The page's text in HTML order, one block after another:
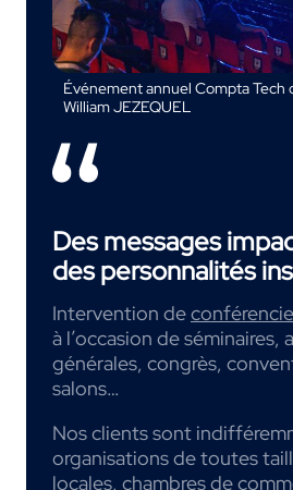
Événement annuel Compta Tech
William JEZEQUEL
Des messages
des personnalités
Intervention de
à l’occasion de séminaires,
générales, congrès,
salons…
Nos clients sont
organisations de toutes
locales, chambres de